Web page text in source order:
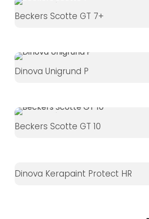
Beckers Scotte GT 7+
Dinova Unigrund P
Beckers Scotte GT 10
Dinova Kerapaint Protect HR